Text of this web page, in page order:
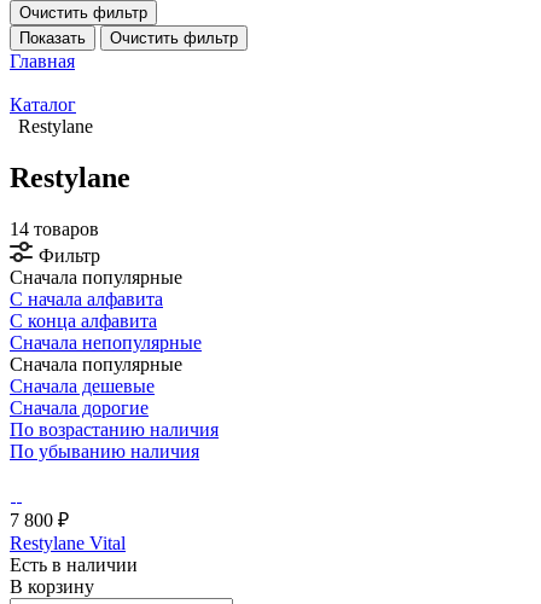
Очистить фильтр
Показать
Очистить фильтр
Главная
Каталог
Restylane
Restylane
14 товаров
Фильтр
Сначала популярные
С начала алфавита
С конца алфавита
Сначала непопулярные
Сначала популярные
Сначала дешевые
Сначала дорогие
По возрастанию наличия
По убыванию наличия
7 800 ₽
Restylane Vital
Есть в наличии
В корзину